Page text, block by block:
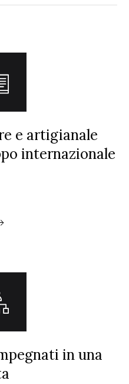
e artigianale
internazionale
in una